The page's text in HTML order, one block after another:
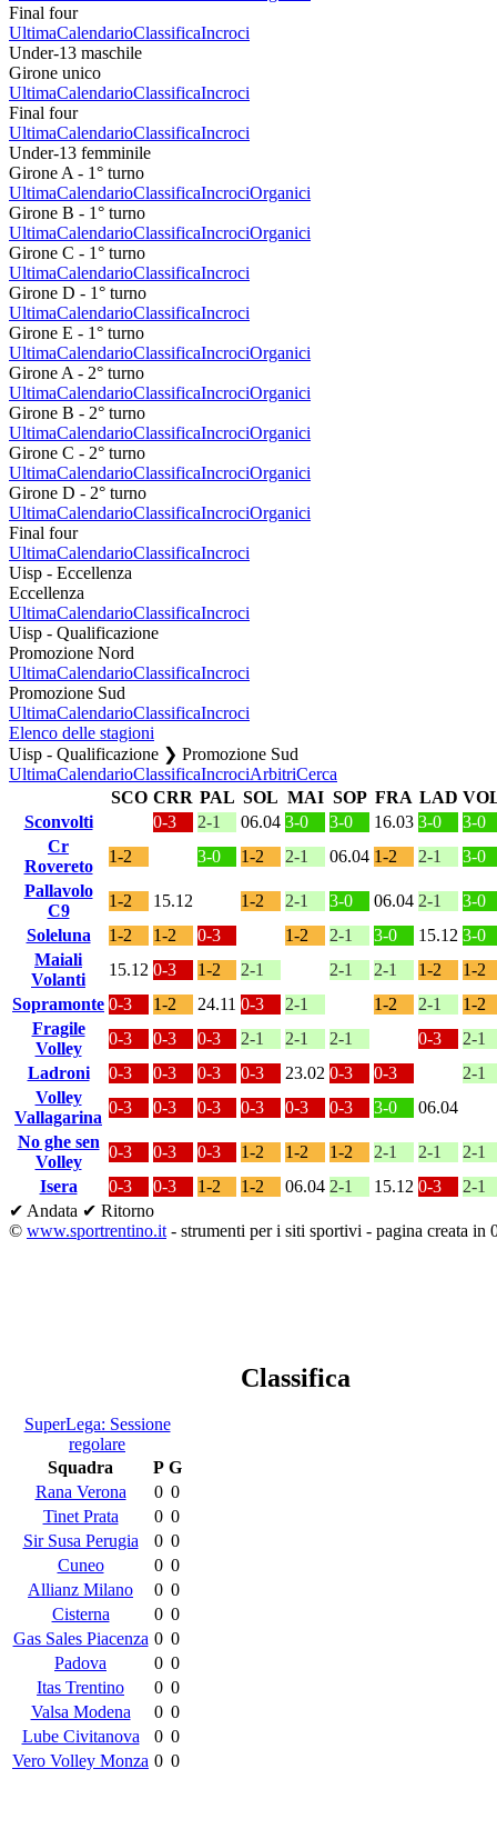
Final four
UltimaCalendarioClassificaIncroci
Under-13 maschile
Girone unico
UltimaCalendarioClassificaIncroci
Final four
UltimaCalendarioClassificaIncroci
Under-13 femminile
Girone A - 1° turno
UltimaCalendarioClassificaIncrociOrganici
Girone B - 1° turno
UltimaCalendarioClassificaIncrociOrganici
Girone C - 1° turno
UltimaCalendarioClassificaIncroci
Girone D - 1° turno
UltimaCalendarioClassificaIncroci
Girone E - 1° turno
UltimaCalendarioClassificaIncrociOrganici
Girone A - 2° turno
UltimaCalendarioClassificaIncrociOrganici
Girone B - 2° turno
UltimaCalendarioClassificaIncrociOrganici
Girone C - 2° turno
UltimaCalendarioClassificaIncrociOrganici
Girone D - 2° turno
UltimaCalendarioClassificaIncrociOrganici
Final four
UltimaCalendarioClassificaIncroci
Uisp - Eccellenza
Eccellenza
UltimaCalendarioClassificaIncroci
Uisp - Qualificazione
Promozione Nord
UltimaCalendarioClassificaIncroci
Promozione Sud
UltimaCalendarioClassificaIncroci
Elenco delle stagioni
Uisp - Qualificazione ❯ Promozione Sud
UltimaCalendarioClassificaIncrociArbitriCerca
SCO CRR PAL SOL MAI SOP FRA LAD
Sconvolti
0-3 2-1 06.04 3-0 3-0 16.03 3-0
3-0
Cr
Rovereto
1-2 3-0 1-2 2-1 06.04 1-2 2-1
3-0
Pallavolo
C9
1-2 15.12 1-2 2-1 3-0 06.04 2-1
3-0
Soleluna
1-2 1-2 0-3 1-2 2-1 3-0 15.12 3-0
Maiali
Volanti
15.12 0-3 1-2 2-1 2-1 2-1 1-2
1-2
Sopramonte 0-3 1-2 24.11 0-3 2-1 1-2 2-1
1-2
Fragile
Volley
0-3 0-3 0-3 2-1 2-1 2-1 0-3
2-1
Ladroni
0-3 0-3 0-3 0-3 23.02 0-3 0-3
2-1
Volley
Vallagarina
0-3 0-3 0-3 0-3 0-3 0-3 3-0
06.04
No ghe sen
Volley
0-3 0-3 0-3 1-2 1-2 1-2 2-1 2-1
2-1
Isera
0-3 0-3 1-2 1-2 06.04 2-1 15.12 0-3
2-1
✔ Andata ✔ Ritorno
© www.sportrentino.it - strumenti per i siti sportivi - pagina creata in
Classifica
SuperLega: Sessione
regolare
Squadra
P G
Rana Verona
0 0
Tinet Prata
0 0
Sir Susa Perugia
0 0
Cuneo
0 0
Allianz Milano
0 0
Cisterna
0 0
Gas Sales Piacenza 0 0
Padova
0 0
Itas Trentino
0 0
Valsa Modena
0 0
Lube Civitanova
0 0
Vero Volley Monza 0 0